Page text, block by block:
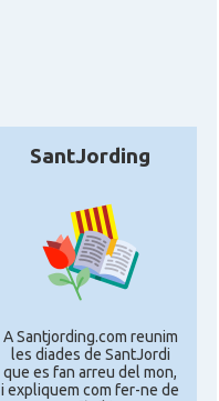
SantJording
A Santjording.com reunim
les diades de SantJordi
que es fan arreu del mon,
i expliquem com fer-ne de